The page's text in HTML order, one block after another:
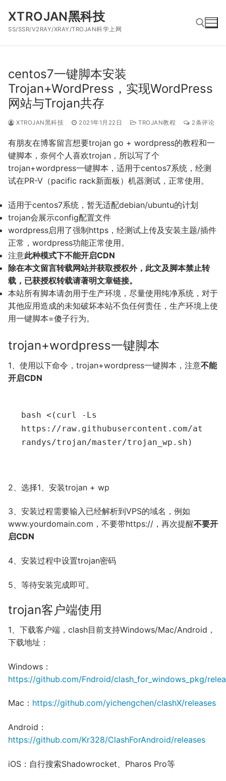
XTROJAN黑科技
SS/SSR/V2RAY/XRAY/TROJAN科学上网
搜索：
centos7一键脚本安装
Trojan+WordPress，实现WordPress
网站与Trojan共存
XTROJAN黑科技 2021年1月22日 TROJAN教程 2条评论
有朋友在博客留言想要trojan go + wordpress的教程和一
键脚本，奈何个人喜欢trojan，所以写了个
trojan+wordpress一键脚本，适用于centos7系统，经测
试在PR-V（pacific rack新面板）机器测试，正常使用。
适用于centos7系统，暂无适配debian/ubuntu的计划
trojan会展示config配置文件
wordpress启用了强制https，经测试上传及安装主题/插件
正常，wordpress功能正常使用。
注意此种模式下不能开启CDN
除在本文留言转载网站并获取授权外，此文及脚本禁止转
载，已获授权转载请著明文章链接。
本站所有脚本请勿用于生产环境，尽量使用纯净系统，对于
其他应用造成的未知破坏本站不负任何责任，生产环境上使
用一键脚本=傻子行为。
trojan+wordpress一键脚本
1、使用以下命令，trojan+wordpress一键脚本，注意不能
开启CDN
bash <(curl -Ls
https://raw.githubusercontent.com/at
randys/trojan/master/trojan_wp.sh)
2、选择1、安装trojan + wp
3、安装过程需要输入已经解析到VPS的域名，例如
www.yourdomain.com，不要带https://，再次提醒不要开
启CDN
4、安装过程中设置trojan密码
5、等待安装完成即可。
trojan客户端使用
1、下载客户端，clash目前支持Windows/Mac/Android，
下载地址：
Windows：
https://github.com/Fndroid/clash_for_windows_pkg/
Mac： https://github.com/yichengchen/clashX/releases
Android：
https://github.com/Kr328/ClashForAndroid/releases
iOS：自行搜索Shadowrocket、Pharos Pro等